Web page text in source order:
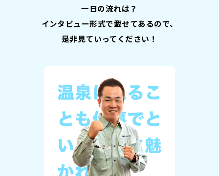
一日の流れは？
インタビュー形式で載せてあるので、
是非見ていってください！